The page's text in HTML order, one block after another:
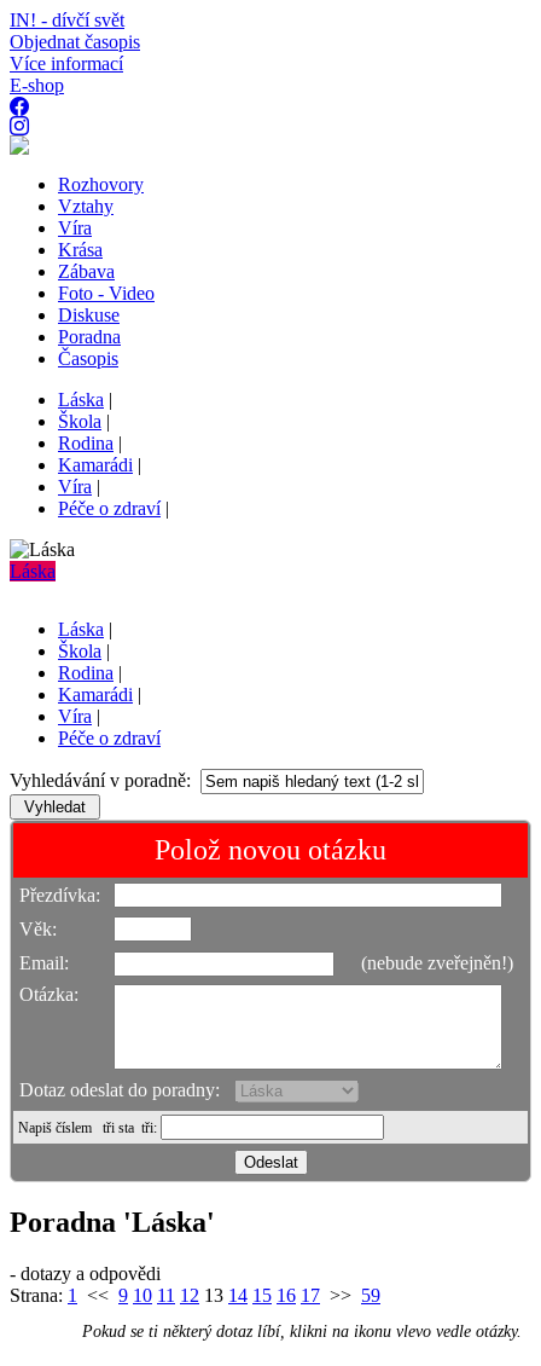
IN! - dívčí svět
Objednat časopis
Více informací
E-shop
Rozhovory
Vztahy
Víra
Krása
Zábava
Foto - Video
Diskuse
Poradna
Časopis
Láska |
Škola |
Rodina |
Kamarádi |
Víra |
Péče o zdraví|
Láska
Láska |
Škola |
Rodina |
Kamarádi |
Víra |
Péče o zdraví
Vyhledávání v poradně:
Polož novou otázku
Přezdívka:
Věk:
Email:
(nebude zveřejněn!)
Otázka:
Dotaz odeslat do poradny:
Napiš číslem tři sta tři:
Poradna 'Láska'
- dotazy a odpovědi
Strana: 1 << 9 10 11 12 13 14 15 16 17 >> 59
Pokud se ti některý dotaz líbí, klikni na ikonu vlevo vedle otázky.